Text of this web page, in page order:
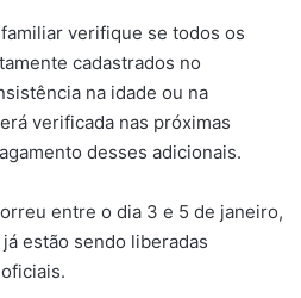
verifique se todos os
cadastrados no
na idade ou na
verificada nas próximas
desses adicionais.
entre o dia 3 e 5 de janeiro,
estão sendo liberadas